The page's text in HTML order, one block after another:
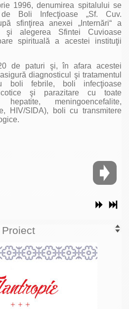
1996, denumirea spitalului se
Boli Infecţioase „Sf. Cuv.
sfinţirea anexei „Internări“ a
şi alegerea Sfintei Cuvioase
spirituală a acestei instituţii
de paturi şi, în afara acestei
diagnosticul şi tratamentul
boli febrile, boli infecţioase
şi parazitare cu toate
meningoencefalite,
HIV/SIDA), boli cu transmitere
Proiect